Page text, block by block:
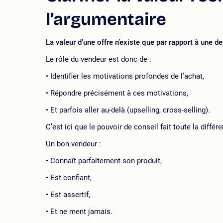
l’argumentaire
La valeur d’une offre n’existe que par rapport à une
Le rôle du vendeur est donc de :
Identifier les motivations profondes de l’achat,
Répondre précisément à ces motivations,
Et parfois aller au-delà (upselling, cross-selling).
C’est ici que le pouvoir de conseil fait toute la
Un bon vendeur :
Connaît parfaitement son produit,
Est confiant,
Est assertif,
Et ne ment jamais.